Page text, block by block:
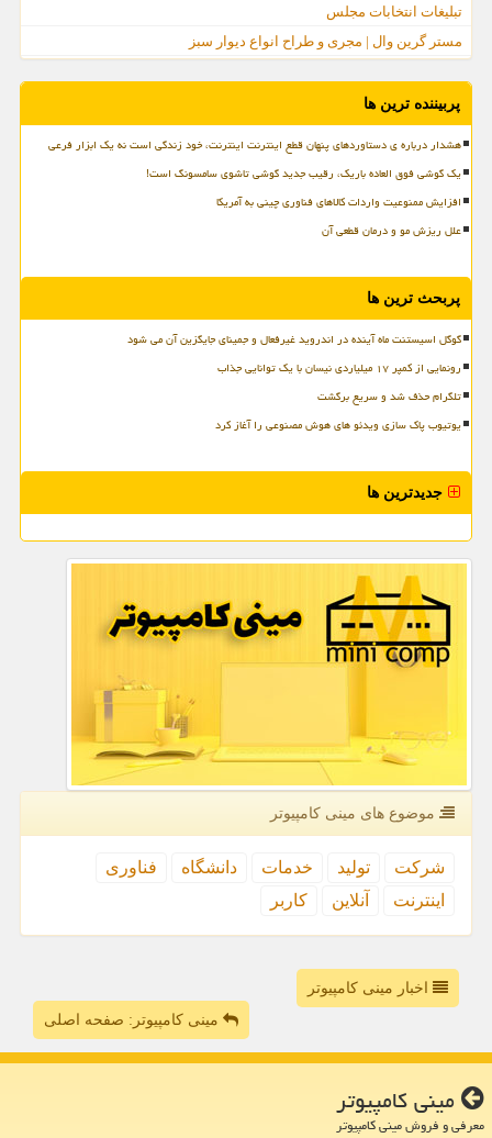
تبلیغات انتخابات مجلس
مستر گرین وال | مجری و طراح انواع دیوار سبز
پربیننده ترین ها
هشدار درباره ی دستاوردهای پنهان قطع اینترنت اینترنت، خود زندگی است نه یک ابزار فرعی
یک گوشی فوق العاده باریک، رقیب جدید گوشی تاشوی سامسونگ است!
افزایش ممنوعیت واردات کالاهای فناوری چینی به آمریکا
علل ریزش مو و درمان قطعی آن
پربحث ترین ها
گوگل اسیستنت ماه آینده در اندروید غیرفعال و جمینای جایگزین آن می شود
رونمایی از کمپر ۱۷ میلیاردی نیسان با یک توانایی جذاب
تلگرام حذف شد و سریع برگشت
یوتیوب پاک سازی ویدئو های هوش مصنوعی را آغاز کرد
جدیدترین ها
موضوع های مینی كامپیوتر
شركت تولید خدمات دانشگاه
فناوری
اینترنت
آنلاین كاربر
اخبار مینی کامپیوتر
مینی کامپیوتر: صفحه اصلی
مینی كامپیوتر
معرفی و فروش مینی کامپیوتر